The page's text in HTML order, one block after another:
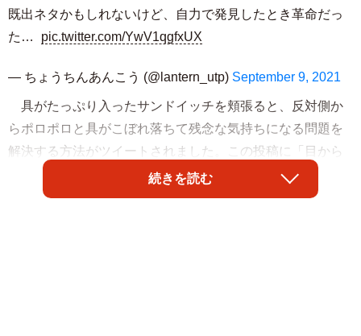
既出ネタかもしれないけど、自力で発見したとき革命だっ
た…
pic.twitter.com/YwV1qgfxUX
— ちょうちんあんこう (@lantern_utp) September 9, 2021
具がたっぷり入ったサンドイッチを頬張ると、反対側か
らポロポロと具がこぼれ落ちて残念な気持ちになる問題を
解決する方法がツイートされました。この投稿に「目から
鱗とはこの事よよよよよよよよよ」「これこそ真の『いい
ね』」と、１４万以上のいいねがついています。
続きを読む